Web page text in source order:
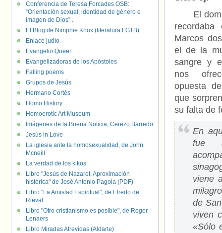
El
recordaba
Marcos
el de la
sangre y
nos
opuesta
que
su falta de
En
fue
viene
de
viven
«Sólo
Conferencia de Teresa Forcades OSB:
“Orientación sexual, identidad de género e
imagen de Dios” .
El Blog de Nimphie Knox (literatura LGTB)
Enlace judío
Evangelio Queer.
Evangelizadoras de los Apóstoles
Falling poems
Grupos de Jesús
Hermano Cortés
Homo History
Homoerotic Art Museum
Imágenes de la Buena Noticia, Cerezo Barredo
Jesús in Love
La iglesia ante la homosexualidad, de John
Mcneill
La verdad de los kikos
Libro "Jesús de Nazaret. Aproximación
histórica" de José Antonio Pagola (PDF)
Libro "La Amistad Espiritual", de Elredo de
Rieval.
Libro "Otro cristianismo es posible", de Roger
Lenaers
Libro Miradas Atrevidas (Aldarte)